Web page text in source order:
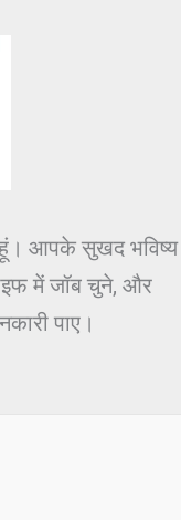
हूं। आपके सुखद भविष्य
में जॉब चुने, और
पाए।